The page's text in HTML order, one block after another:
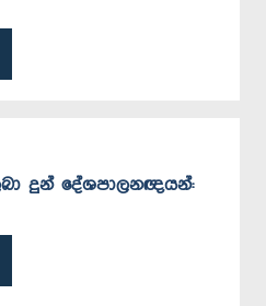
දුන් දේශපාලනඥයන්: